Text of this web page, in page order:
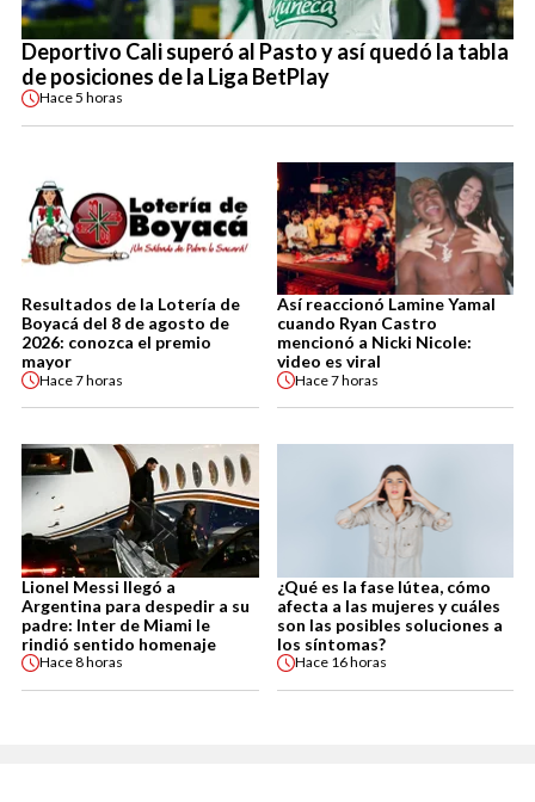
Deportivo Cali superó al Pasto y así quedó la tabla
de posiciones de la Liga BetPlay
Hace5 horas
Resultados de la Lotería de
Boyacá del 8 de agosto de
2026: conozca el premio
mayor
Hace7 horas
Así reaccionó Lamine Yamal
cuando Ryan Castro
mencionó a Nicki Nicole:
video es viral
Hace7 horas
Lionel Messi llegó a
Argentina para despedir a su
padre: Inter de Miami le
rindió sentido homenaje
Hace8 horas
¿Qué es la fase lútea, cómo
afecta a las mujeres y cuáles
son las posibles soluciones a
los síntomas?
Hace 16 horas